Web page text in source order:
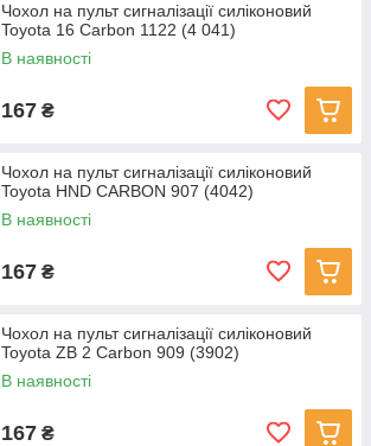
Чохол на пульт сигналізації силіконовий
Toyota 16 Carbon 1122 (4 041)
В наявності
167 ₴
Чохол на пульт сигналізації силіконовий
Toyota HND CARBON 907 (4042)
В наявності
167 ₴
Чохол на пульт сигналізації силіконовий
Toyota ZB 2 Carbon 909 (3902)
В наявності
167 ₴